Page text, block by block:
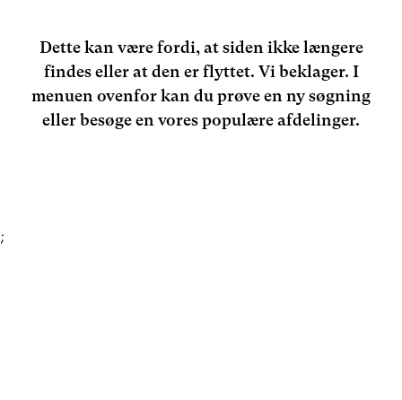
Dette kan være fordi, at siden ikke længere
findes eller at den er flyttet. Vi beklager. I
menuen ovenfor kan du prøve en ny søgning
eller besøge en vores populære afdelinger.
;